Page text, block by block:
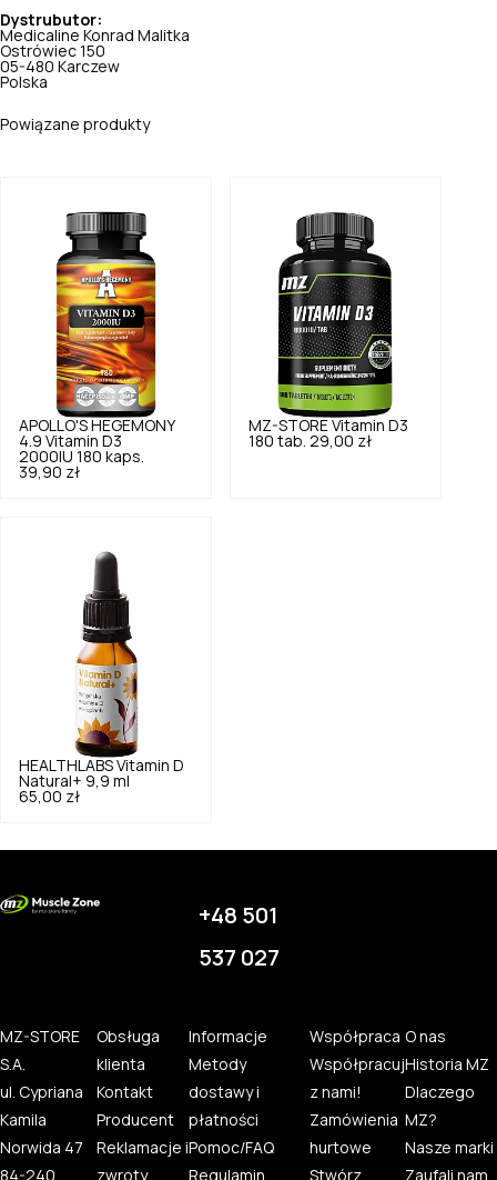
Dystrubutor:
Medicaline Konrad Malitka
Ostrówiec 150
05-480 Karczew
Polska
Powiązane produkty
APOLLO'S HEGEMONY
4.9 Vitamin D3
2000IU 180 kaps.
39,90 zł
MZ-STORE Vitamin D3
180 tab. 29,00 zł
HEALTHLABS Vitamin D
Natural+ 9,9 ml
65,00 zł
+48 501
537 027
MZ-STORE
S.A.
ul. Cypriana
Kamila
Norwida 47
84-240
Obsługa
klienta
Kontakt
Producent
Reklamacje i
zwroty
Informacje
Metody
dostawy i
płatności
Pomoc/FAQ
Regulamin
Współpraca
Współpracuj
z nami!
Zamówienia
hurtowe
Stwórz
O nas
Historia MZ
Dlaczego
MZ?
Nasze marki
Zaufali nam